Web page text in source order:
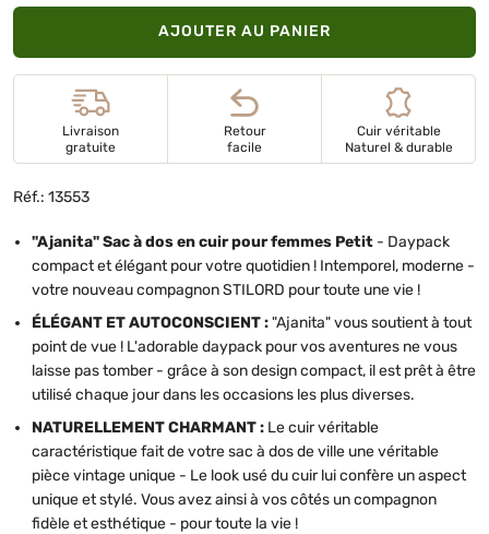
AJOUTER AU PANIER
Livraison
gratuite
Retour
facile
Cuir véritable
Naturel & durable
Réf.: 13553
"Ajanita" Sac à dos en cuir pour femmes Petit - Daypack
compact et élégant pour votre quotidien ! Intemporel, moderne -
votre nouveau compagnon STILORD pour toute une vie !
ÉLÉGANT ET AUTOCONSCIENT :"Ajanita" vous soutient à tout
point de vue ! L'adorable daypack pour vos aventures ne vous
laisse pas tomber - grâce à son design compact, il est prêt à être
utilisé chaque jour dans les occasions les plus diverses.
NATURELLEMENT CHARMANT : Le cuir véritable
caractéristique fait de votre sac à dos de ville une véritable
pièce vintage unique - Le look usé du cuir lui confère un aspect
unique et stylé. Vous avez ainsi à vos côtés un compagnon
fidèle et esthétique - pour toute la vie !